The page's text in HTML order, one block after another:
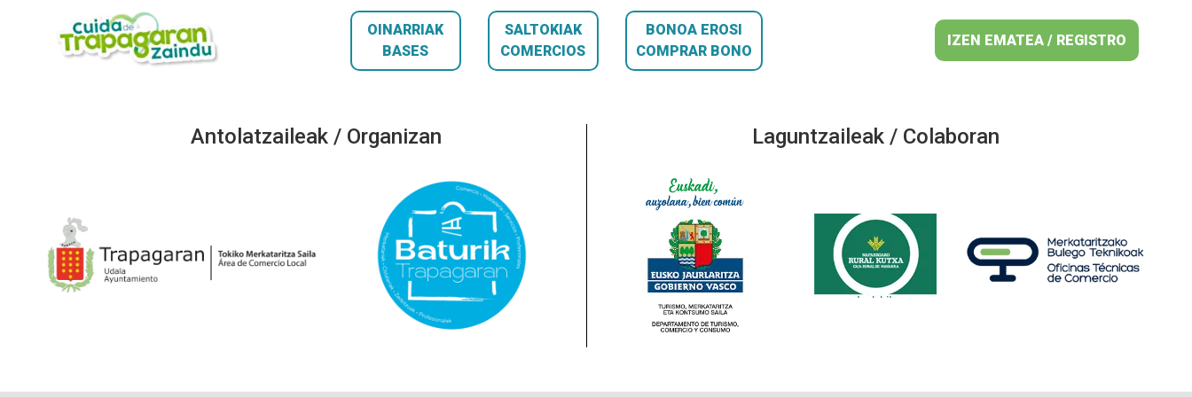
OINARRIAK
BASES
SALTOKIAK
COMERCIOS
BONOA EROSI
COMPRAR BONO
IZEN EMATEA / REGISTRO
Antolatzaileak / Organizan Laguntzaileak / Colaboran